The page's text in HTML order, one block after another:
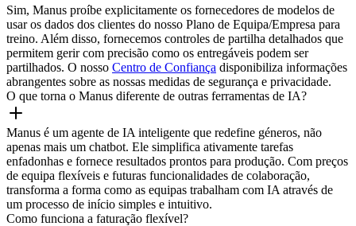
Sim, Manus proíbe explicitamente os fornecedores de modelos de
usar os dados dos clientes do nosso Plano de Equipa/Empresa para
treino. Além disso, fornecemos controles de partilha detalhados que
permitem gerir com precisão como os entregáveis podem ser
partilhados. O nosso Centro de Confiança disponibiliza informações
abrangentes sobre as nossas medidas de segurança e privacidade.
O que torna o Manus diferente de outras ferramentas de IA?
Manus é um agente de IA inteligente que redefine géneros, não
apenas mais um chatbot. Ele simplifica ativamente tarefas
enfadonhas e fornece resultados prontos para produção. Com preços
de equipa flexíveis e futuras funcionalidades de colaboração,
transforma a forma como as equipas trabalham com IA através de
um processo de início simples e intuitivo.
Como funciona a faturação flexível?